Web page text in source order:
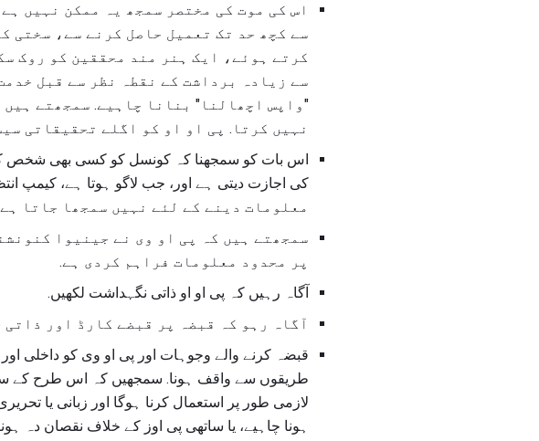
اس کی موت کی مختصر سمجھ یہ ممکن نہیں
سے کچھ حد تک تعمیل حاصل کرنے سے، سختی
کرتے ہوئے، ایک ہنر مند محققین کو روک
سے زیادہ برداشت کے نقطہ نظر سے قبل
"واپس اچھالنا" بنانا چاہیے. سمجھتے
نہیں کرتا. پی او او کو اگلے تحقیقاتی
اس بات کو سمجھنا کہ کونسل کو کسی بھی شخص کو
معلومات دینے کے لئے نہیں سمجھا جاتا
سمجھتے ہیں کہ پی او وی نے جینیوا
پر محدود معلومات فراہم کردی ہے.
آگاہ رہیں کہ پی او او ذاتی نگہداشت لکھیں.
آگاہ رہو کہ قبضہ پر قبضے کارڈ اور
قبضہ کرنے والے وجوہات اور پی او وی کو داخلی
لازمی طور پر استعمال کرنا ہوگا اور زبانی یا
ہونا چاہیے، یا ساتھی پی اوز کے خلاف نقصان دہ